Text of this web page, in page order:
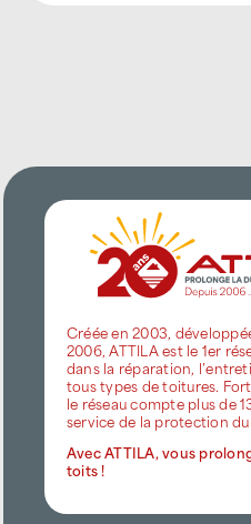
Créée en 2003,
2006, ATTILA est le 1er
dans la réparation,
tous types de toitures.
le réseau compte plus de
service de la protection
Avec ATTILA, vous
toits !